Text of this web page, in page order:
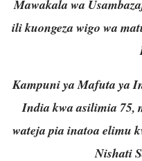
Mawakala wa
ili kuongeza wigo wa
Kampuni ya Mafuta ya
India kwa asilimia 75,
wateja pia inatoa elimu
Nishati